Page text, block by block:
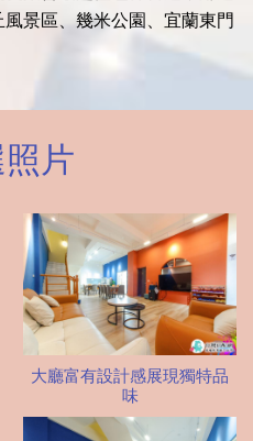
景區、幾米公園、宜蘭東門
片
大廳富有設計感展現獨特品
味